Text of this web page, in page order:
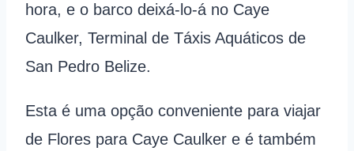
hora, e o barco deixá-lo-á no Caye
Caulker, Terminal de Táxis Aquáticos de
San Pedro Belize.
Esta é uma opção conveniente para viajar
de Flores para Caye Caulker e é também